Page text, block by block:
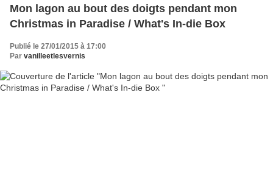
Mon lagon au bout des doigts pendant mon
Christmas in Paradise / What's In-die Box
Publié le 27/01/2015 à 17:00
Par vanilleetlesvernis